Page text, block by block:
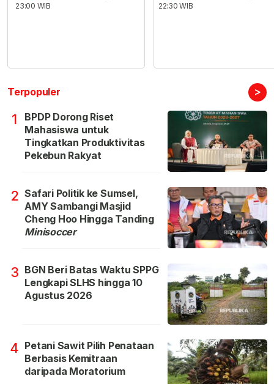
23:00 WIB
22:30 WIB
Terpopuler >
1
BPDP Dorong Riset
Mahasiswa untuk
Tingkatkan Produktivitas
Pekebun Rakyat
2 Safari Politik ke Sumsel,
AMY Sambangi Masjid
Cheng Hoo Hingga Tanding
Minisoccer
3 BGN Beri Batas Waktu SPPG
Lengkapi SLHS hingga 10
Agustus 2026
4 Petani Sawit Pilih Penataan
Berbasis Kemitraan
daripada Moratorium